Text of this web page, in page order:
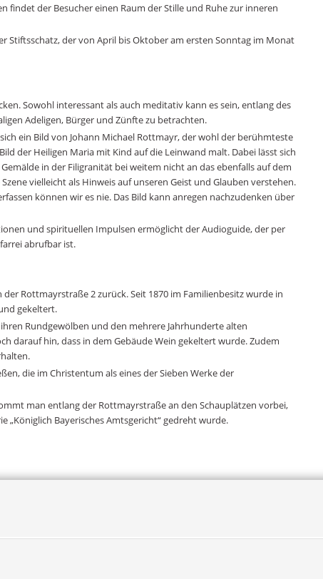
findet der Besucher einen Raum der Stille und Ruhe zur inneren
Stiftsschatz, der von April bis Oktober am ersten Sonntag im Monat
Sowohl interessant als auch meditativ kann es sein, entlang des
Adeligen, Bürger und Zünfte zu betrachten.
ein Bild von Johann Michael Rottmayr, der wohl der berühmteste
der Heiligen Maria mit Kind auf die Leinwand malt. Dabei lässt sich
in der Filigranität bei weitem nicht an das ebenfalls auf dem
vielleicht als Hinweis auf unseren Geist und Glauben verstehen.
können wir es nie. Das Bild kann anregen nachzudenken über
und spirituellen Impulsen ermöglicht der Audioguide, der per
abrufbar ist.
der Rottmayrstraße 2 zurück. Seit 1870 im Familienbesitz wurde in
gekeltert.
Rundgewölben und den mehrere Jahrhunderte alten
darauf hin, dass in dem Gebäude Wein gekeltert wurde. Zudem
die im Christentum als eines der Sieben Werke der
man entlang der Rottmayrstraße an den Schauplätzen vorbei,
„Königlich Bayerisches Amtsgericht“ gedreht wurde.